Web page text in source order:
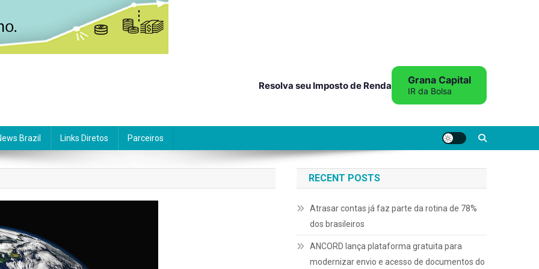
Resolva seu Imposto de Renda Grana Capital
IR da Bolsa
Brazil Links Diretos Parceiros
RECENT POSTS
Atrasar contas já faz parte da rotina de 78%
dos brasileiros
ANCORD lança plataforma gratuita para
modernizar envio e acesso de documentos do